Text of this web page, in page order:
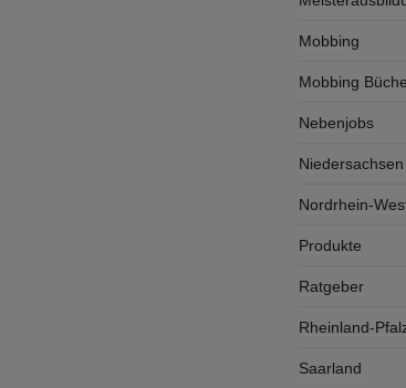
Mobbing
Mobbing
Nebenjobs
Niedersachsen
Nordrhein-
Produkte
Ratgeber
Rheinland-
Saarland